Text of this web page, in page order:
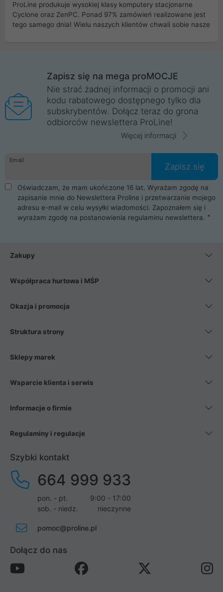
ProLine produkuje wysokiej klasy komputery stacjonarne
Cyclone oraz ZenPC. Ponad 97% zamówień realizowane jest
tego samego dnia! Wielu naszych klientów chwali sobie nasze
Wrocław, Poznań, Legnica, Katowice, Gliwice, Kalisz, Bytom,
Trzebnica, Opole. Szybka i profesjonalna obsługa!
ProLine to polska firma ze 100% polskim kapitałem. Działamy
legalnie i płacimy podatki w naszym kraju! Posiadamy siedzibę
główną w Mirkowie oraz salony na terenie kraju. Cała
komunikacja ze sklepem komputerowym ProLine jest
danych osobowych. Dlatego zakup notebooka albo laptopa w
ProLine to czysta przyjemność i pełne bezpieczeństwo.
Zaopatrzysz się u nas w akcesoria i części komputerowe
takie jak procesory, karty graficzne, płyty główne, pamięci,
dyski SSD, M.2 oraz HDD. Nasi pracownicy pomogą Ci wybrać
najlepszy zasilacz komputerowy oraz obudowę do komputera.
Poza komputerami mamy również najlepsze na rynku
Smartfony takich producentów jak Xiaomi, Apple, Samsung i
wentylatory. Na koniec mając już to wszystko, możesz
Zapisz się na mega proMOCJE
Nie strać żadnej informacji o promocji ani
kodu rabatowego dostępnego tylko dla
subskrybentów. Dołącz teraz do grona
odbiorców newslettera ProLine!
Więcej informacji
Email
Zapisz się
Oświadczam, że mam ukończone 16 lat. Wyrażam zgodę na
zapisanie mnie do Newslettera Proline i przetwarzanie mojego
adresu e-mail w celu wysyłki wiadomości. Zapoznałem się i
wyrażam zgodę na postanowienia regulaminu newslettera.
Zakupy
Współpraca hurtowa i MŚP
Okazja i promocja
Struktura strony
Sklepy marek
Wsparcie klienta i serwis
Informacje o firmie
Regulaminy i regulacje
Szybki kontakt
664 999 933
pon. - pt.
9:00 - 17:00
sob. - niedz.
nieczynne
pomoc@proline.pl
Dołącz do nas